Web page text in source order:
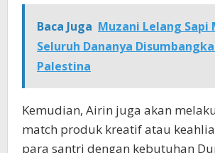
Baca Juga Muzani Lelang Sapi
Seluruh Dananya
Palestina
Kemudian, Airin juga akan
match produk kreatif atau
para santri dengan kebutuhan